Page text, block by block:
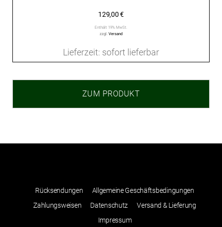
129,00€
Enthält 19% MwSt.
zzgl. Versand
Lieferzeit: sofort lieferbar
ZUM PRODUKT
Rücksendungen
Allgemeine Geschäftsbedingungen
Zahlungsweisen
Datenschutz
Versand & Lieferung
Impressum